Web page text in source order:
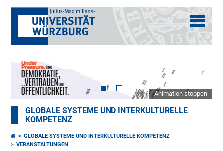
Animation stoppen
GLOBALE SYSTEME UND INTERKULTURELLE
KOMPETENZ
GLOBALE SYSTEME UND INTERKULTURELLE KOMPETENZ
VERANSTALTUNGEN